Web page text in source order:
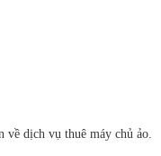
về dịch vụ thuê máy chủ ảo.